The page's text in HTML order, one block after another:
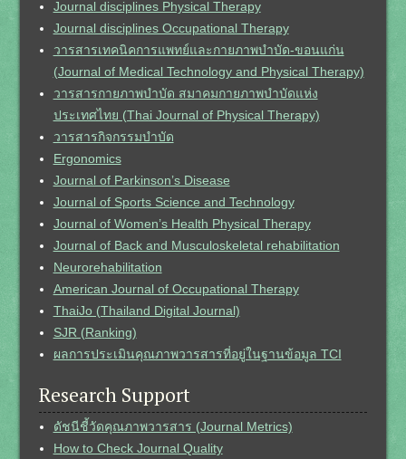
Journal disciplines Physical Therapy
Journal disciplines Occupational Therapy
วารสารเทคนิคการแพทย์และกายภาพบำบัด-ขอนแก่น
(Journal of Medical Technology and Physical Therapy)
วารสารกายภาพบำบัด สมาคมกายภาพบำบัดแห่ง
ประเทศไทย (Thai Journal of Physical Therapy)
วารสารกิจกรรมบำบัด
Ergonomics
Journal of Parkinson’s Disease
Journal of Sports Science and Technology
Journal of Women’s Health Physical Therapy
Journal of Back and Musculoskeletal rehabilitation
Neurorehabilitation
American Journal of Occupational Therapy
ThaiJo (Thailand Digital Journal)
SJR (Ranking)
ผลการประเมินคุณภาพวารสารที่อยู่ในฐานข้อมูล TCI
Research Support
ดัชนีชี้วัดคุณภาพวารสาร (Journal Metrics)
How to Check Journal Quality